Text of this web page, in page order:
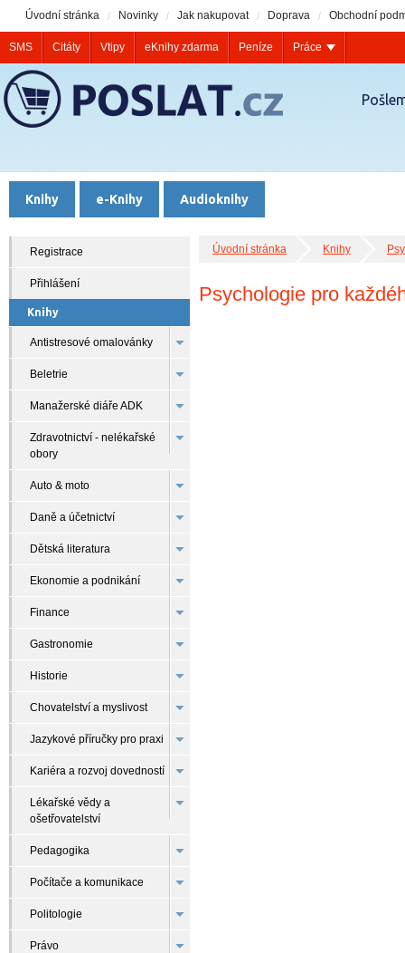
Knihy e-Knihy Audioknihy
Úvodní stránka Knihy
Psychologie pro
Registrace
Přihlášení
Knihy
Antistresové omalovánky
Beletrie
Manažerské diáře ADK
Zdravotnictví - nelékařské
obory
Auto & moto
Daně a účetnictví
Dětská literatura
Ekonomie a podnikání
Finance
Gastronomie
Historie
Chovatelství a myslivost
Jazykové příručky pro praxi
Kariéra a rozvoj dovedností
Lékařské vědy a
ošetřovatelství
Pedagogika
Počítače a komunikace
Politologie
Právo
Úvodní stránka Novinky Jak nakupovat Doprava Obchodní
SMS Citáty Vtipy eKnihy zdarma Peníze Práce